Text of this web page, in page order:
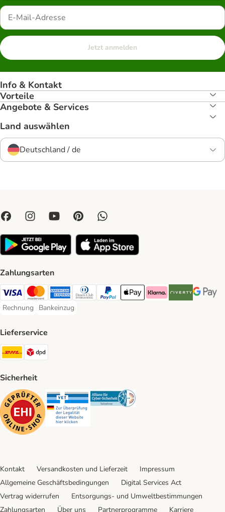
Jetzt anmelden
Info & Kontakt
Vorteile
Angebote & Services
Land auswählen
Deutschland / de
Zahlungsarten
Visa Payment Method
Mastercard Payment Method
American Express Payment Method
Diners Club Payment Method
PayPal Payment Method
Apple Pay Payment Method
Klarna Payment Method
Riverty Payment
Google
Rechnung
Rechnung Payment Method
Bankeinzug
Bankeinzug Payment Method
Lieferservice
DHL Shipping Method
Sicherheit
Security Security Security
Kontakt Versandkosten und Lieferzeit
Impressum
Allgemeine Geschäftsbedingungen
Digital Services Act
Vertrag widerrufen
Entsorgungs- und Umweltbestimmungen
Zahlungsarten
Über uns Partnerprogramme Karriere